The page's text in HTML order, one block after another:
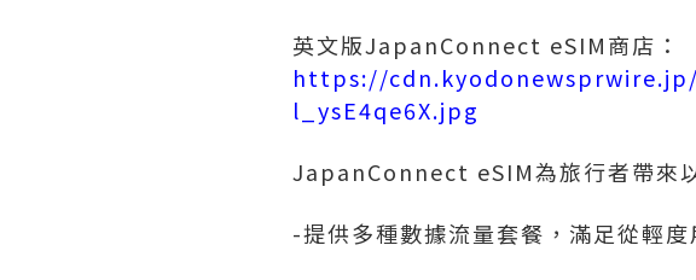
英文版JapanConnect eSIM商店：
https://
l_ysE4qe6X.jpg
JapanConnect eSIM為旅行者帶來
-提供多種數據流量套餐，滿足從輕